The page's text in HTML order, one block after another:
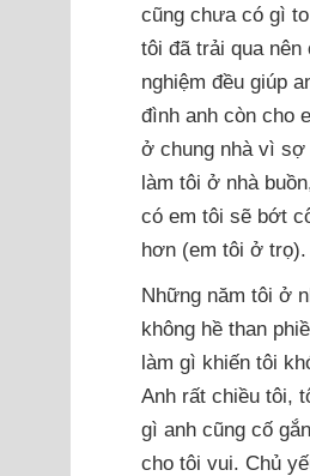
cũng chưa có gì
tôi đã trải qua nên
nghiệm đều giúp
đình anh còn cho
ở chung nhà vì sợ
làm tôi ở nhà
có em tôi sẽ bớt
hơn (em tôi ở trọ).
Những năm tôi ở
không hề than
làm gì khiến tôi
Anh rất chiều tôi,
gì anh cũng cố
cho tôi vui. Chủ